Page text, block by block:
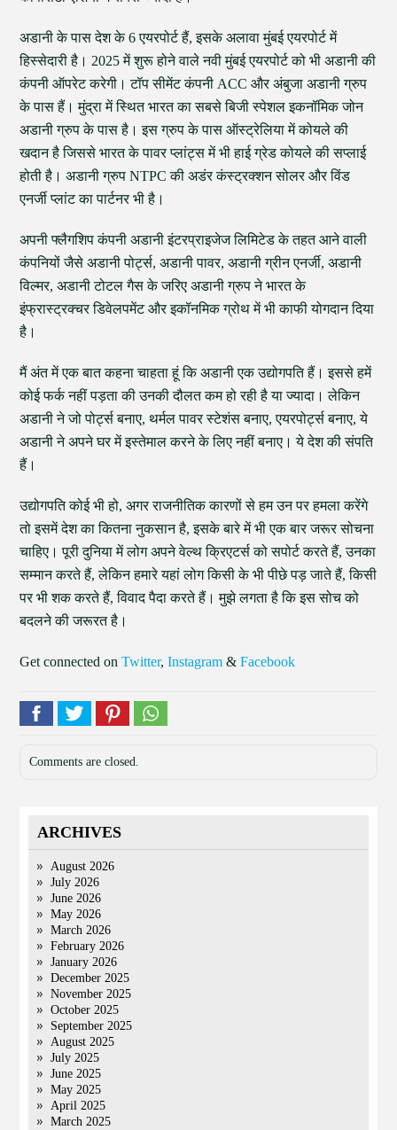
अडानी के पास देश के 6 एयरपोर्ट हैं, इसके अलावा मुंबई एयरपोर्ट में
हिस्सेदारी है। 2025 में शुरू होने वाले नवी मुंबई एयरपोर्ट को भी अडानी की
कंपनी ऑपरेट करेगी। टॉप सीमेंट कंपनी ACC और अंबुजा अडानी ग्रुप
के पास हैं। मुंद्रा में स्थित भारत का सबसे बिजी स्पेशल इकनॉमिक जोन
अडानी ग्रुप के पास है। इस ग्रुप के पास ऑस्ट्रेलिया में कोयले की
खदान है जिससे भारत के पावर प्लांट्स में भी हाई ग्रेड कोयले की सप्लाई
होती है। अडानी ग्रुप NTPC की अडंर कंस्ट्रक्शन सोलर और विंड
एनर्जी प्लांट का पार्टनर भी है।
अपनी फ्लैगशिप कंपनी अडानी इंटरप्राइजेज लिमिटेड के तहत आने वाली
कंपनियों जैसे अडानी पोर्ट्स, अडानी पावर, अडानी ग्रीन एनर्जी, अडानी
विल्मर, अडानी टोटल गैस के जरिए अडानी ग्रुप ने भारत के
इंफ्रास्ट्रक्चर डिवेलपमेंट और इकॉनमिक ग्रोथ में भी काफी योगदान दिया
है।
मैं अंत में एक बात कहना चाहता हूं कि अडानी एक उद्योगपति हैं। इससे हमें
कोई फर्क नहीं पड़ता की उनकी दौलत कम हो रही है या ज्यादा। लेकिन
अडानी ने जो पोर्ट्स बनाए, थर्मल पावर स्टेशंस बनाए, एयरपोर्ट्स बनाए, ये
अडानी ने अपने घर में इस्तेमाल करने के लिए नहीं बनाए। ये देश की संपति
हैं।
उद्योगपति कोई भी हो, अगर राजनीतिक कारणों से हम उन पर हमला करेंगे
तो इसमें देश का कितना नुकसान है, इसके बारे में भी एक बार जरूर सोचना
चाहिए। पूरी दुनिया में लोग अपने वेल्थ क्रिएटर्स को सपोर्ट करते हैं, उनका
सम्मान करते हैं, लेकिन हमारे यहां लोग किसी के भी पीछे पड़ जाते हैं, किसी
पर भी शक करते हैं, विवाद पैदा करते हैं। मुझे लगता है कि इस सोच को
बदलने की जरूरत है।
Get connected onTwitter,Instagram &Facebook
Comments are closed.
ARCHIVES
August 2026
July 2026
June 2026
May 2026
March 2026
February 2026
January 2026
December 2025
November 2025
October 2025
September 2025
August 2025
July 2025
June 2025
May 2025
April 2025
March 2025